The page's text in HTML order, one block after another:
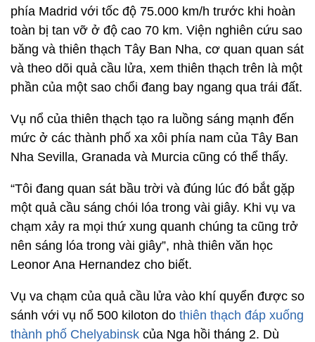
phía Madrid với tốc độ 75.000 km/h trước khi hoàn
toàn bị tan vỡ ở độ cao 70 km. Viện nghiên cứu sao
băng và thiên thạch Tây Ban Nha, cơ quan quan sát
và theo dõi quả cầu lửa, xem thiên thạch trên là một
phần của một sao chổi đang bay ngang qua trái đất.
Vụ nổ của thiên thạch tạo ra luồng sáng mạnh đến
mức ở các thành phố xa xôi phía nam của Tây Ban
Nha Sevilla, Granada và Murcia cũng có thể thấy.
“Tôi đang quan sát bầu trời và đúng lúc đó bắt gặp
một quả cầu sáng chói lóa trong vài giây. Khi vụ va
chạm xảy ra mọi thứ xung quanh chúng ta cũng trở
nên sáng lóa trong vài giây”, nhà thiên văn học
Leonor Ana Hernandez cho biết.
Vụ va chạm của quả cầu lửa vào khí quyển được so
sánh với vụ nổ 500 kiloton do thiên thạch đáp xuống
thành phố Chelyabinsk của Nga hồi tháng 2. Dù